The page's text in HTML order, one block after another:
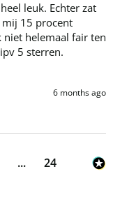
leuk. Echter zat
mij 15 procent
helemaal fair ten
5 sterren.
6 months ago
... 24